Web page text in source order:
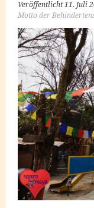
Veröffentlicht11. Juli
Motto der